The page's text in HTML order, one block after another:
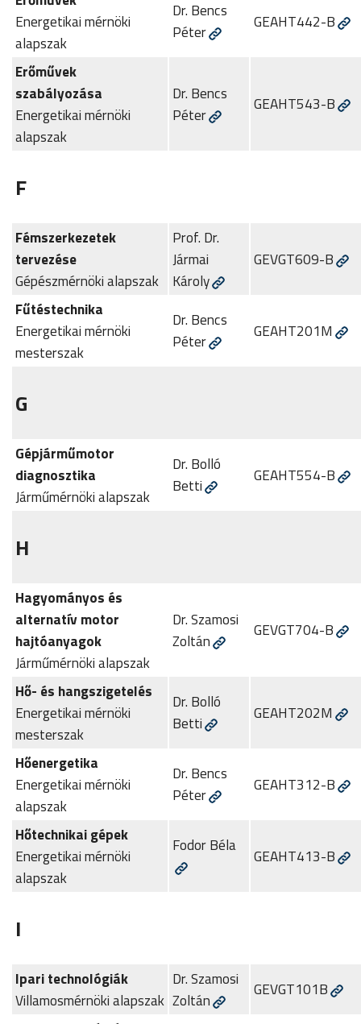
Energetikai mérnöki
alapszak
Dr. Bencs
Péter
GEAHT442-B
Erőművek
szabályozása
Energetikai mérnöki
alapszak
Dr. Bencs
Péter
GEAHT543-B
F
Fémszerkezetek
tervezése
Gépészmérnöki alapszak
Prof. Dr.
Jármai
Károly
GEVGT609-B
Fűtéstechnika
Energetikai mérnöki
mesterszak
Dr. Bencs
Péter
GEAHT201M
G
Gépjárműmotor
diagnosztika
Járműmérnöki alapszak
Dr. Bolló
Betti
GEAHT554-B
H
Hagyományos és
alternatív motor
hajtóanyagok
Járműmérnöki alapszak
Dr. Szamosi
Zoltán
GEVGT704-B
Hő- és hangszigetelés
Energetikai mérnöki
mesterszak
Dr. Bolló
Betti
GEAHT202M
Hőenergetika
Energetikai mérnöki
alapszak
Dr. Bencs
Péter
GEAHT312-B
Hőtechnikai gépek
Energetikai mérnöki
alapszak
Fodor Béla
GEAHT413-B
I
Ipari technológiák
Villamosmérnöki alapszak
Dr. Szamosi
Zoltán
GEVGT101B